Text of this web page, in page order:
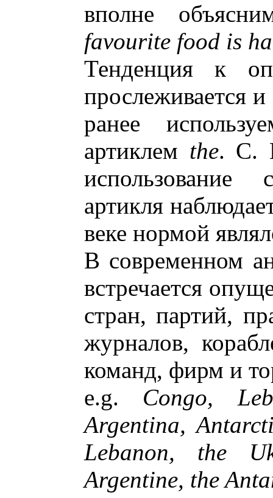
вполне
favourite food is
Тенденция к
прослеживается
ранее
артиклем the. C.
артикля
веке нормой
В современном
встречается
стран, партий,
журналов,
команд, фирм и
e.g. Congo,
Argentina,
Lebanon, the
Argentine, the